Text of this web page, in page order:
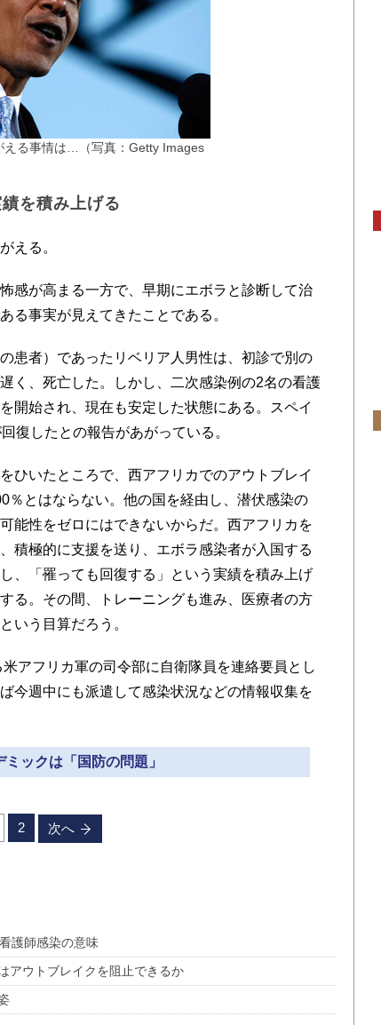
える事情は…（写真：Getty Images
を積み上げる
える。
感が高まる一方で、早期にエボラと診断して治
る事実が見えてきたことである。
患者）であったリベリア人男性は、初診で別の
く、死亡した。しかし、二次感染例の2名の看護
開始され、現在も安定した状態にある。スペイ
復したとの報告があがっている。
ひいたところで、西アフリカでのアウトブレイ
％とはならない。他の国を経由し、潜伏感染の
能性をゼロにはできないからだ。西アフリカを
積極的に支援を送り、エボラ感染者が入国する
、「罹っても回復する」という実績を積み上げ
る。その間、トレーニングも進み、医療者の方
いう目算だろう。
アフリカ軍の司令部に自衛隊員を連絡要員とし
今週中にも派遣して感染状況などの情報収集を
ックは「国防の問題」
2 次へ
護師感染の意味
アウトブレイクを阻止できるか